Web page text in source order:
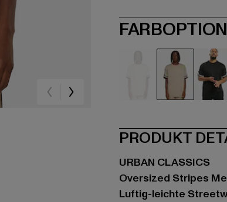
PRODUKT
URBAN CLASSICS
Oversized Stripes
Luftig-leichte